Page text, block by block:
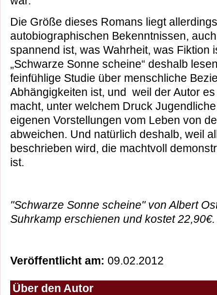
Die Größe dieses Romans liegt
autobiographischen Bekenntnissen,
spannend ist, was Wahrheit, was Fiktion
„Schwarze Sonne scheine“ deshalb
feinfühlige Studie über menschliche
Abhängigkeiten ist, und weil der Autor
macht, unter welchem Druck
eigenen Vorstellungen vom Leben von
abweichen. Und natürlich deshalb, weil
beschrieben wird, die machtvoll
ist.
"Schwarze Sonne scheine" von Albert
Suhrkamp erschienen und kostet 22,90€.
Veröffentlicht am: 09.02.2012
Über den Autor